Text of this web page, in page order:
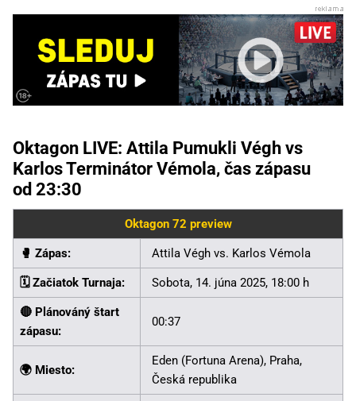
Oktagon LIVE: Attila Pumukli Végh vs
Karlos Terminátor Vémola, čas zápasu
od 23:30
Oktagon 72 preview
🥊️ Zápas: Attila Végh vs. Karlos Vémola
🗓️ Začiatok Turnaja: Sobota, 14. júna 2025, 18:00 h
🔴 Plánováný štart
zápasu:
00:37
🌍 Miesto:
Eden (Fortuna Arena), Praha,
Česká republika